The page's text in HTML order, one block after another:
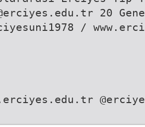
20
/